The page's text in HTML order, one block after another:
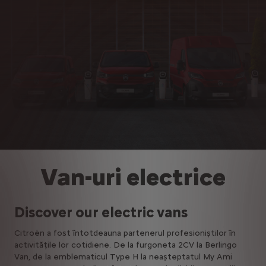
Van-uri electrice
Discover our electric vans
Citroën a fost întotdeauna partenerul profesioniștilor în
activitățile lor cotidiene. De la furgoneta 2CV la Berlingo
Van, de la emblematicul Type H la neașteptatul My Ami